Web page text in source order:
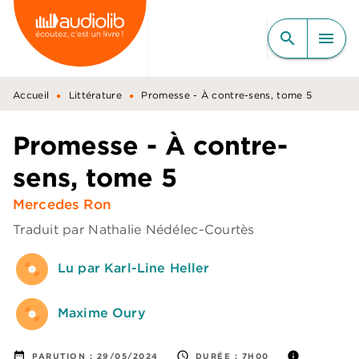
MENU RECHERCHE
CONTENU
PIED DE PAGE
search menu
Accueil • Littérature • Promesse - À contre-sens, tome 5
Promesse - À contre-
sens, tome 5
Mercedes Ron
Traduit par Nathalie Nédélec-Courtès
Lu par Karl-Line Heller
Maxime Oury
date_range PARUTION : 29/05/2024 access_time DURÉE : 7H00 info